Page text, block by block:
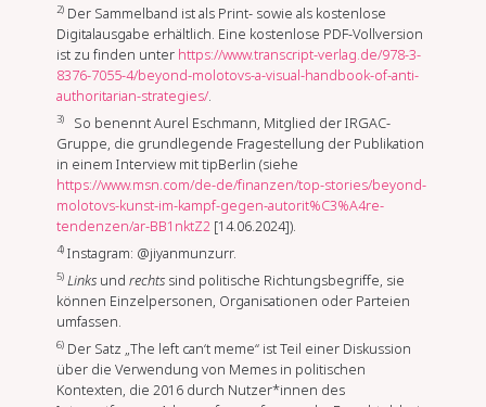
2) Der Sammelband ist als Print- sowie als kostenlose
Digitalausgabe erhältlich. Eine kostenlose PDF-Vollversion
ist zu finden unter https://www.transcript-verlag.de/978-3-
8376-7055-4/beyond-molotovs-a-visual-handbook-of-anti-
authoritarian-strategies/.
3)
So benennt Aurel Eschmann, Mitglied der IRGAC-
Gruppe, die grundlegende Fragestellung der Publikation
in einem Interview mit tipBerlin (siehe
https://www.msn.com/de-de/finanzen/top-stories/beyond-
molotovs-kunst-im-kampf-gegen-autorit%C3%A4re-
tendenzen/ar-BB1nktZ2 [14.06.2024]).
4)Instagram: @jiyanmunzurr.
5) Links undrechts sind politische Richtungsbegriffe, sie
können Einzelpersonen, Organisationen oder Parteien
umfassen.
6) Der Satz „The left can‘t meme“ ist Teil einer Diskussion
über die Verwendung von Memes in politischen
Kontexten, die 2016 durch Nutzer*innen des